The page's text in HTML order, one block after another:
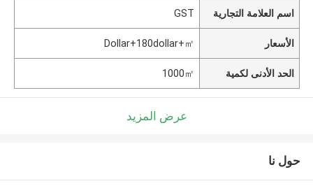
اسم العلامة التجارية GST
الأسعار Dollar+180dollar+㎡
الحد الأدنى لكمية 1000㎡
عرض المزيد
حول نا